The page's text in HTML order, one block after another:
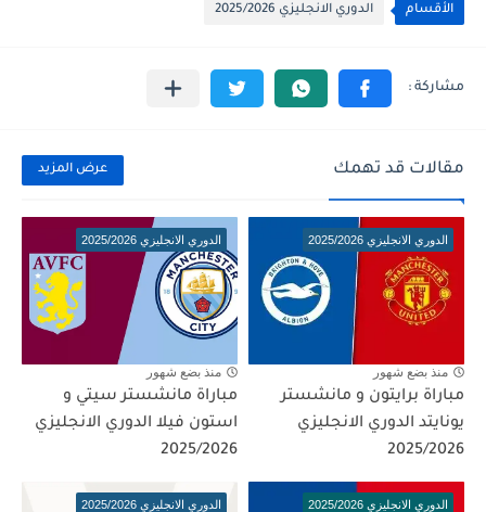
الأقسام الدوري الانجليزي 2025/2026
مقالات قد تهمك عرض المزيد
الدوري الانجليزي 2025/2026
منذ بضع شهور
مباراة برايتون و مانشستر
يونايتد الدوري الانجليزي
2025/2026
الدوري الانجليزي 2025/2026
منذ بضع شهور
مباراة مانشستر سيتي و
استون فيلا الدوري الانجليزي
2025/2026
الدوري الانجليزي 2025/2026 الدوري الانجليزي 2025/2026